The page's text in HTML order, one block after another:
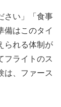
さい」「食事
備はこのタイ
られる体制が
フライトのス
は、ファース